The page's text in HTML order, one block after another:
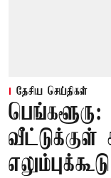
தேசிய செய்திகள்